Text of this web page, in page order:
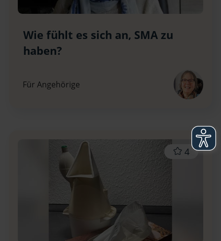
Wie fühlt es sich an, SMA zu
haben?
Für Angehörige
4